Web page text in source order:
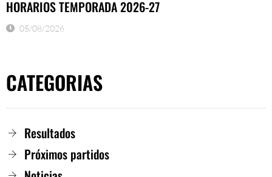
HORARIOS TEMPORADA 2026-27
05/08/2026
CATEGORIAS
Resultados
Próximos partidos